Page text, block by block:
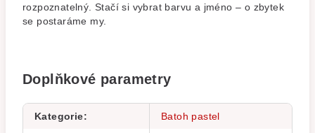
rozpoznatelný. Stačí si vybrat barvu a jméno – o zbytek
se postaráme my.
Doplňkové parametry
Kategorie: Batoh pastel